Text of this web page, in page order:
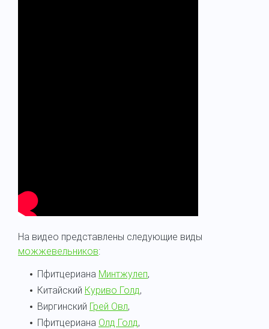
На видео представлены следующие виды
можжевельников:
Пфитцериана Минтжулеп,
Китайский Куриво Голд,
Виргинский Грей Овл,
Пфитцериана Олд Голд,